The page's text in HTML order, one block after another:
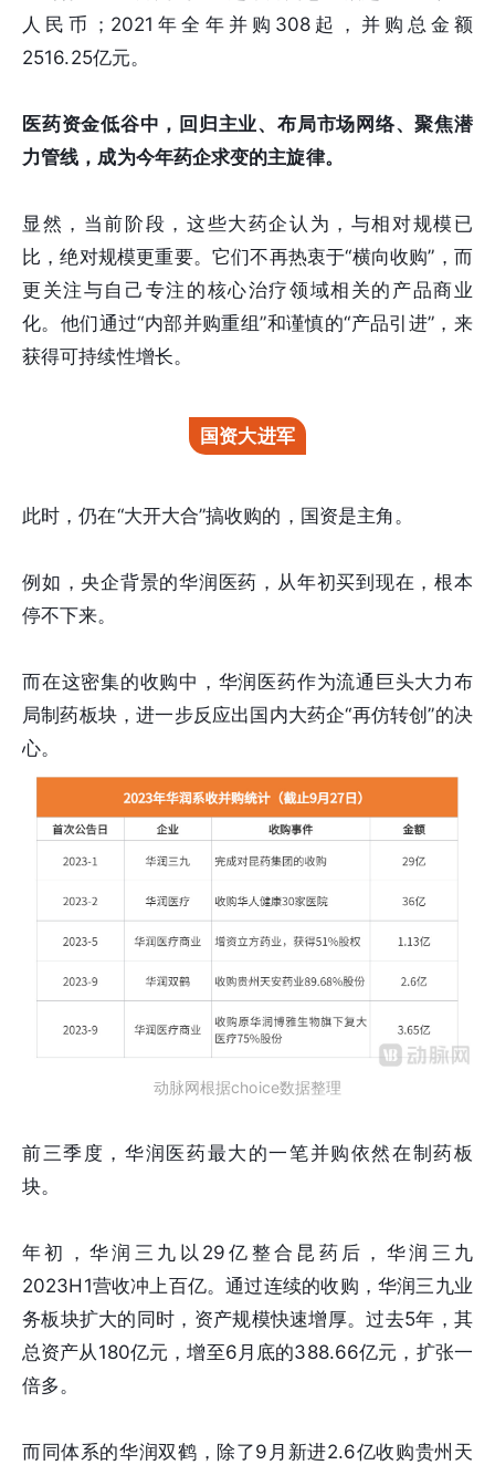
人民币；2021年全年并购308起，并购总金额
2516.25亿元。
医药资金低谷中，回归主业、布局市场网络、聚焦潜
力管线，成为今年药企求变的主旋律。
显然，当前阶段，这些大药企认为，与相对规模已
比，绝对规模更重要。它们不再热衷于“横向收购”，而
更关注与自己专注的核心治疗领域相关的产品商业
化。他们通过“内部并购重组”和谨慎的“产品引进”，来
获得可持续性增长。
国资大进军
此时，仍在“大开大合”搞收购的，国资是主角。
例如，央企背景的华润医药，从年初买到现在，根本
停不下来。
而在这密集的收购中，华润医药作为流通巨头大力布
局制药板块，进一步反应出国内大药企“再仿转创”的决
心。
动脉网根据choice数据整理
前三季度，华润医药最大的一笔并购依然在制药板
块。
年初，华润三九以29亿整合昆药后，华润三九
2023H1营收冲上百亿。通过连续的收购，华润三九业
务板块扩大的同时，资产规模快速增厚。过去5年，其
总资产从180亿元，增至6月底的388.66亿元，扩张一
倍多。
而同体系的华润双鹤，除了9月新进2.6亿收购贵州天